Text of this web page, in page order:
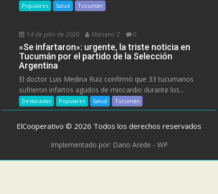
Populares Salud Tucumán
14 de julio de 2026 Mariano Z 0
«Se infartaron»: urgente, la triste noticia en
Tucumán por el partido de la Selección
Argentina
El doctor Luis Medina Ruiz confirmó que 33 tucumanos
sufrieron infartos agudos de miocardio durante los...
Destacadas Populares Salud Tucumán
ElCooperativo © 2026 Todos los derechos reservados